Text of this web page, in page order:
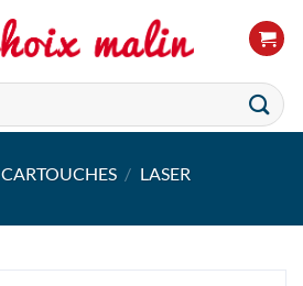
CARTOUCHES / LASER